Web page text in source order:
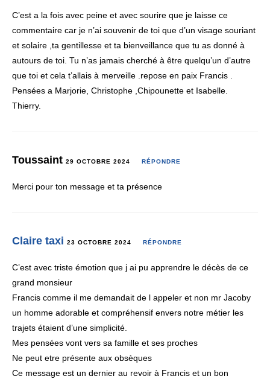
C’est a la fois avec peine et avec sourire que je laisse ce
commentaire car je n’ai souvenir de toi que d’un visage souriant
et solaire ,ta gentillesse et ta bienveillance que tu as donné à
autours de toi. Tu n’as jamais cherché à être quelqu’un d’autre
que toi et cela t’allais à merveille .repose en paix Francis .
Pensées a Marjorie, Christophe ,Chipounette et Isabelle.
Thierry.
Toussaint 29 OCTOBRE 2024 RÉPONDRE
Merci pour ton message et ta présence
Claire taxi 23 OCTOBRE 2024 RÉPONDRE
C’est avec triste émotion que j ai pu apprendre le décès de ce
grand monsieur
Francis comme il me demandait de l appeler et non mr Jacoby
un homme adorable et compréhensif envers notre métier les
trajets étaient d’une simplicité.
Mes pensées vont vers sa famille et ses proches
Ne peut etre présente aux obsèques
Ce message est un dernier au revoir à Francis et un bon